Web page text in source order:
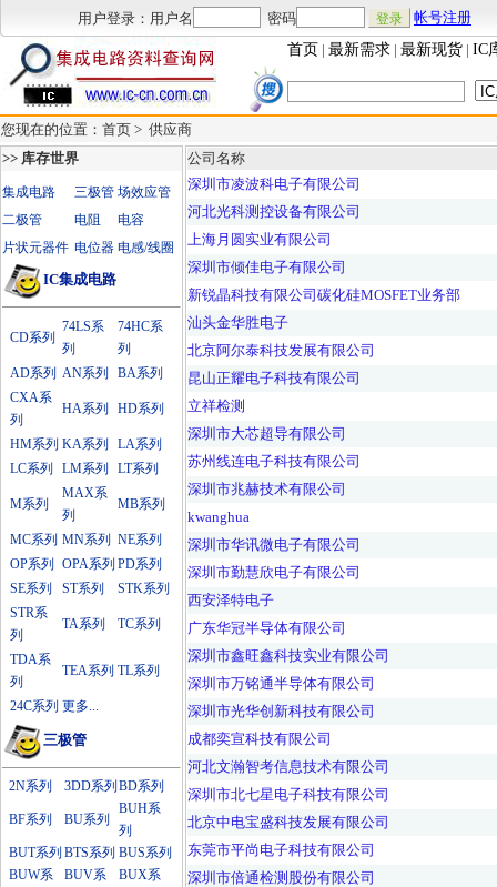
用户登录：用户名 密码
帐号注册
首页 | 最新需求 | 最新现货 | IC
您现在的位置：首页 > 供应商
>> 库存世界
集成电路 三极管 场效应管
二极管
电阻
电容
片状元器件 电位器 电感/线圈
IC集成电路
CD系列
74LS系
列
74HC系
列
AD系列
AN系列
BA系列
CXA系
列
HA系列 HD系列
HM系列 KA系列
LA系列
LC系列
LM系列 LT系列
M系列
MAX系
列
MB系列
MC系列 MN系列
NE系列
OP系列
OPA系列 PD系列
SE系列
ST系列
STK系列
STR系
列
TA系列 TC系列
TDA系
列
TEA系列 TL系列
24C系列 更多...
三极管
2N系列 3DD系列 BD系列
BF系列 BU系列
BUH系
列
BUT系列 BTS系列 BUS系列
BUW系
BUV系
BUX系
公司名称
深圳市凌波科电子有限公司
河北光科测控设备有限公司
上海月圆实业有限公司
深圳市倾佳电子有限公司
新锐晶科技有限公司碳化硅MOSFET业务部
汕头金华胜电子
北京阿尔泰科技发展有限公司
昆山正耀电子科技有限公司
立祥检测
深圳市大芯超导有限公司
苏州线连电子科技有限公司
深圳市兆赫技术有限公司
kwanghua
深圳市华讯微电子有限公司
深圳市勤慧欣电子有限公司
西安泽特电子
广东华冠半导体有限公司
深圳市鑫旺鑫科技实业有限公司
深圳市万铭通半导体有限公司
深圳市光华创新科技有限公司
成都奕宣科技有限公司
河北文瀚智考信息技术有限公司
深圳市北七星电子科技有限公司
北京中电宝盛科技发展有限公司
东莞市平尚电子科技有限公司
深圳市倍通检测股份有限公司